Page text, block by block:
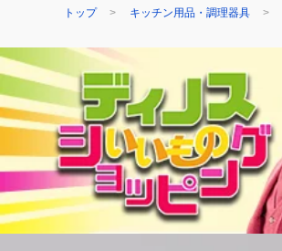
トップ キッチン用品・調理器具